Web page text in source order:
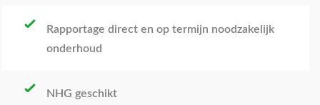
Rapportage direct en op termijn noodzakelijk
onderhoud
NHG geschikt